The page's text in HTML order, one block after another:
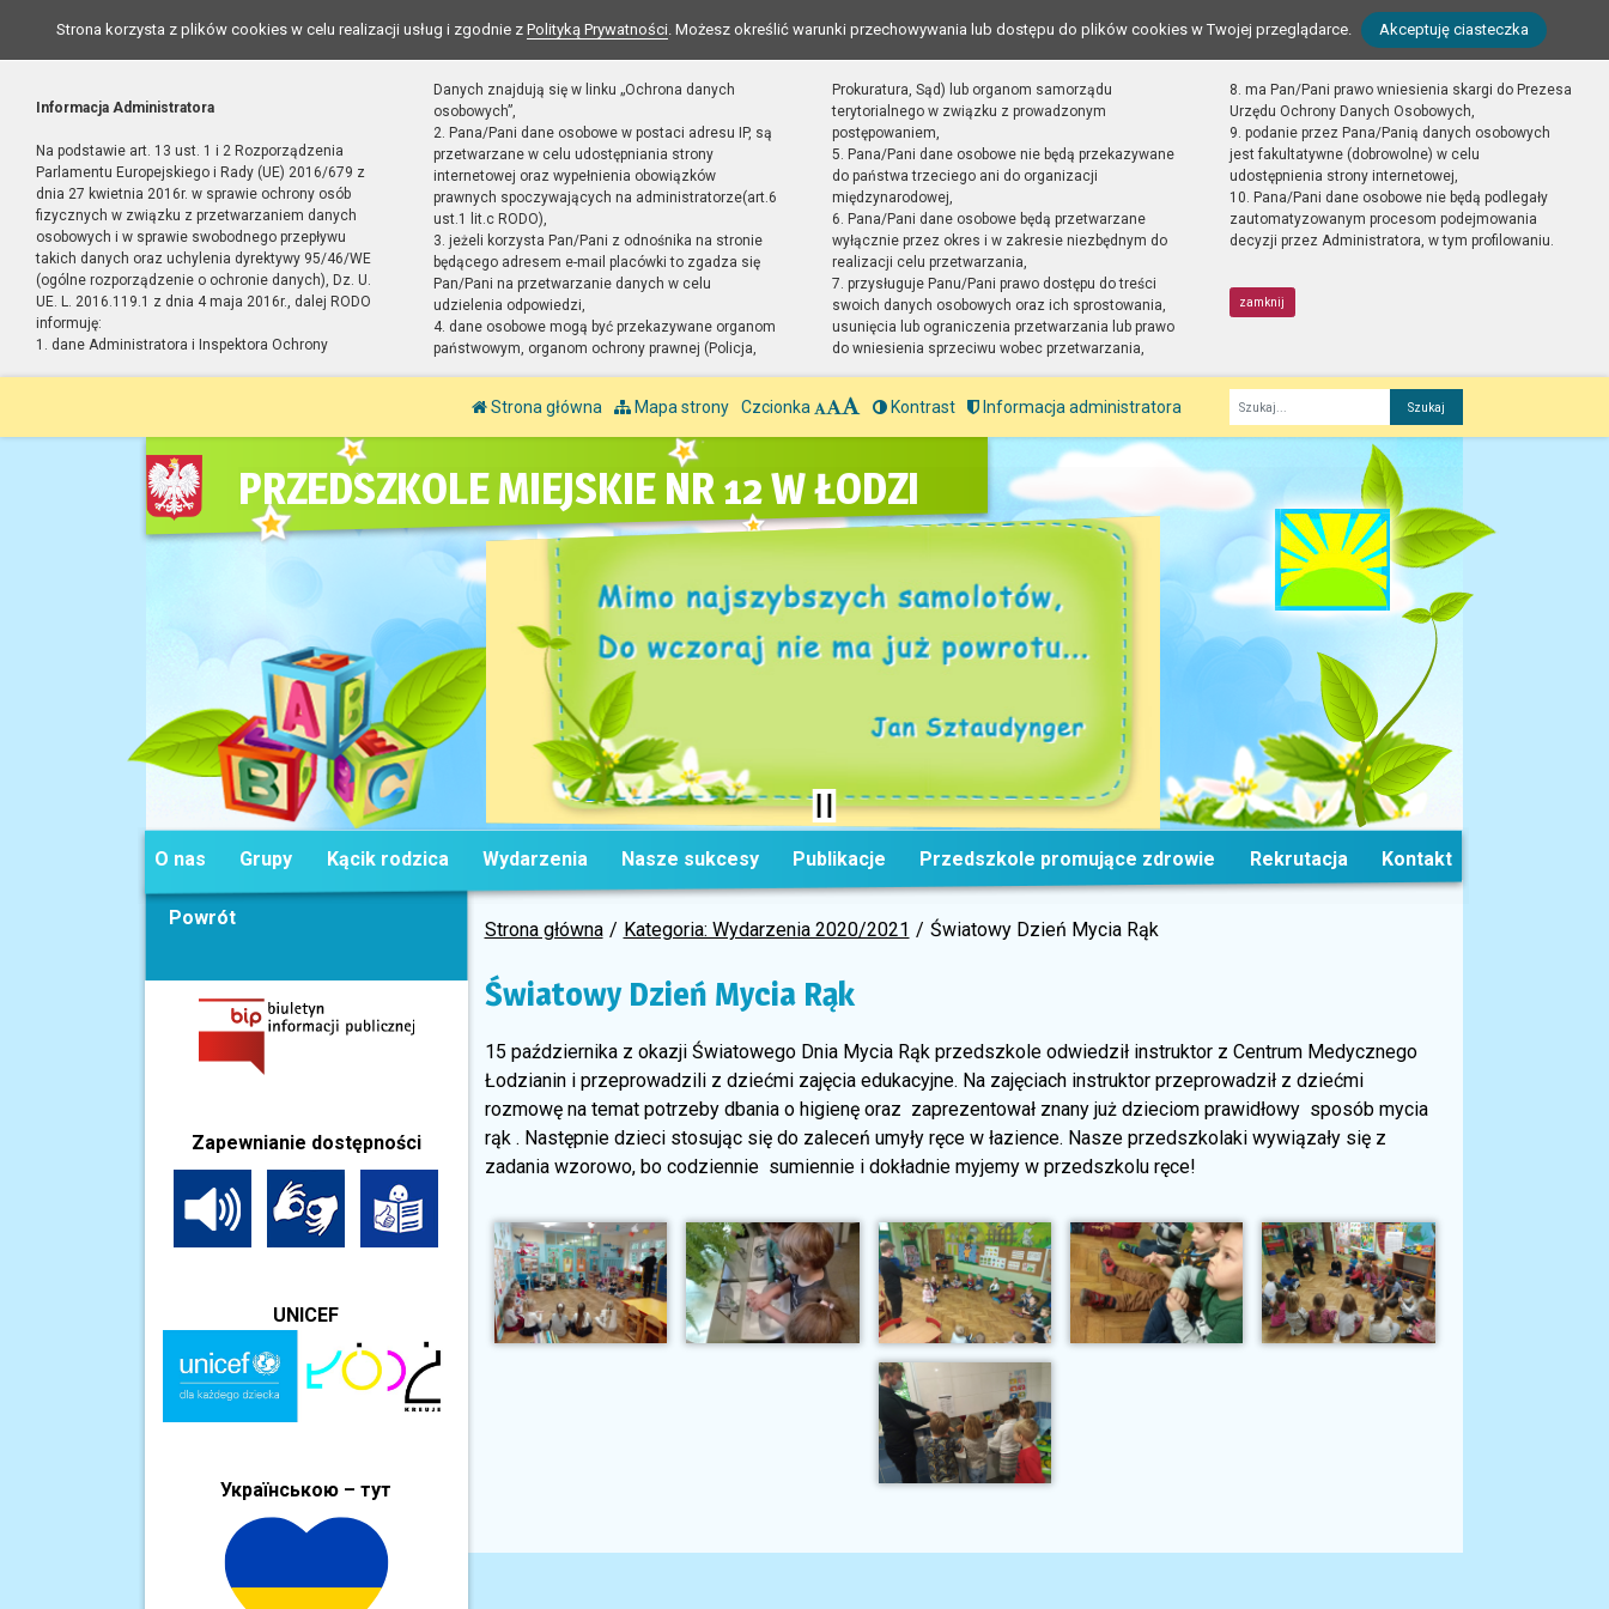
Strona korzysta z plików cookies w celu realizacji usług i zgodnie z Polityką Prywatności. Możesz określić warunki przechowywania lub dostępu do plików cookies w Twojej przeglądarce. Akceptuję ciasteczka
Informacja Administratora
Na podstawie art. 13 ust. 1 i 2 Rozporządzenia
Parlamentu Europejskiego i Rady (UE) 2016/679 z
dnia 27 kwietnia 2016r. w sprawie ochrony osób
fizycznych w związku z przetwarzaniem danych
osobowych i w sprawie swobodnego przepływu
takich danych oraz uchylenia dyrektywy 95/46/WE
(ogólne rozporządzenie o ochronie danych), Dz. U.
UE. L. 2016.119.1 z dnia 4 maja 2016r., dalej RODO
informuję:
1. dane Administratora i Inspektora Ochrony
Danych znajdują się w linku „Ochrona danych
osobowych”,
2. Pana/Pani dane osobowe w postaci adresu IP, są
przetwarzane w celu udostępniania strony
internetowej oraz wypełnienia obowiązków
prawnych spoczywających na administratorze(art.6
ust.1 lit.c RODO),
3. jeżeli korzysta Pan/Pani z odnośnika na stronie
będącego adresem e-mail placówki to zgadza się
Pan/Pani na przetwarzanie danych w celu
udzielenia odpowiedzi,
4. dane osobowe mogą być przekazywane organom
państwowym, organom ochrony prawnej (Policja,
Prokuratura, Sąd) lub organom samorządu
terytorialnego w związku z prowadzonym
postępowaniem,
5. Pana/Pani dane osobowe nie będą przekazywane
do państwa trzeciego ani do organizacji
międzynarodowej,
6. Pana/Pani dane osobowe będą przetwarzane
wyłącznie przez okres i w zakresie niezbędnym do
realizacji celu przetwarzania,
7. przysługuje Panu/Pani prawo dostępu do treści
swoich danych osobowych oraz ich sprostowania,
usunięcia lub ograniczenia przetwarzania lub prawo
do wniesienia sprzeciwu wobec przetwarzania,
8. ma Pan/Pani prawo wniesienia skargi do Prezesa
Urzędu Ochrony Danych Osobowych,
9. podanie przez Pana/Panią danych osobowych
jest fakultatywne (dobrowolne) w celu
udostępnienia strony internetowej,
10. Pana/Pani dane osobowe nie będą podlegały
zautomatyzowanym procesom podejmowania
decyzji przez Administratora, w tym profilowaniu.
zamknij
Strona główna Mapa strony Czcionka Kontrast Informacja administratora
Fraza
PRZEDSZKOLE MIEJSKIE NR 12 W ŁODZI
O nas Grupy Kącik rodzica Wydarzenia Nasze sukcesy Publikacje Przedszkole promujące zdrowie Rekrutacja Kontakt
Strona główna Kategoria: Wydarzenia 2020/2021 Światowy Dzień Mycia Rąk
Światowy Dzień Mycia Rąk
15 października z okazji Światowego Dnia Mycia Rąk przedszkole odwiedził instruktor z Centrum Medycznego
Łodzianin i przeprowadzili z dziećmi zajęcia edukacyjne. Na zajęciach instruktor przeprowadził z dziećmi
rozmowę na temat potrzeby dbania o higienę oraz zaprezentował znany już dzieciom prawidłowy sposób mycia
rąk . Następnie dzieci stosując się do zaleceń umyły ręce w łazience. Nasze przedszkolaki wywiązały się z
zadania wzorowo, bo codziennie sumiennie i dokładnie myjemy w przedszkolu ręce!
Powrót
Zapewnianie dostępności
UNICEF
Українською – тут